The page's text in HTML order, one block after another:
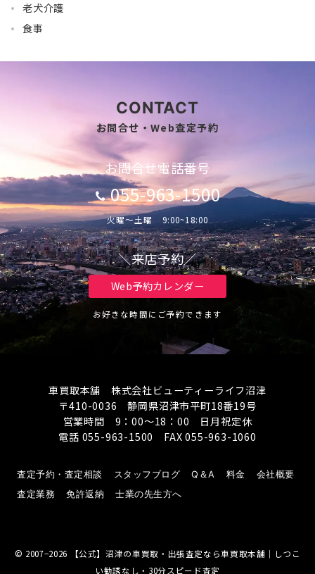
老犬介護
食事
CONTACT
お問合せ・Web査定予約
お問合せ電話番号
055-963-1500
火曜～土曜 9:00~18:00
＼来店予約／
Web予約カレンダー
お好きな時間にご予約できます
車買取本舗 株式会社ビューティーライフ沼津
〒410-0036 静岡県沼津市平町18番19号
営業時間 9：00～18：00 日月祝定休
電話 055-963-1500 FAX 055-963-1060
査定予約・査定相談 スタッフブログ Q＆A 料金
会社概要
査定業務
免許返納 士業の先生方へ
© 2007−2026
【公式】沼津の車買取・出張査定なら車買取本舗｜しつこ
い勧誘なし・30分スピード査定